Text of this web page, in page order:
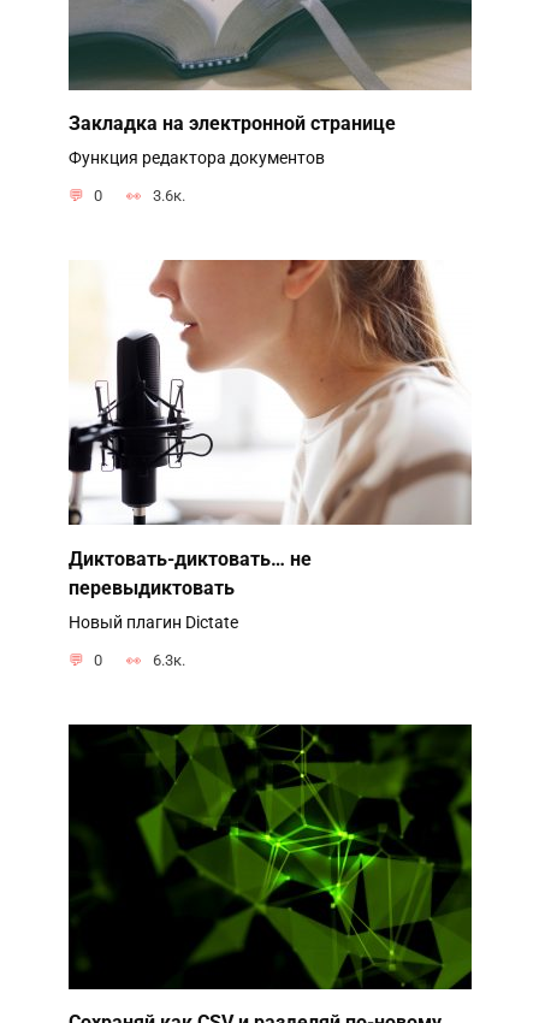
Закладка на электронной странице
Функция редактора документов
0 3.6к.
Диктовать-диктовать… не
перевыдиктовать
Новый плагин Dictate
0 6.3к.